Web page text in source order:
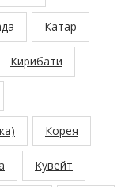
Катар
Кирибати
Корея
Кувейт